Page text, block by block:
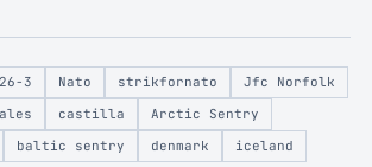
3 Nato strikfornato
Jfc Norfolk
castilla
Arctic Sentry
baltic sentry denmark
iceland